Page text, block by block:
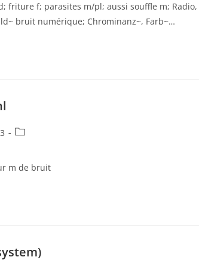
friture f; parasites m/pl; aussi souffle m;
bruit numérique; Chrominanz~, Farb~…
Beitrags-
m de bruit